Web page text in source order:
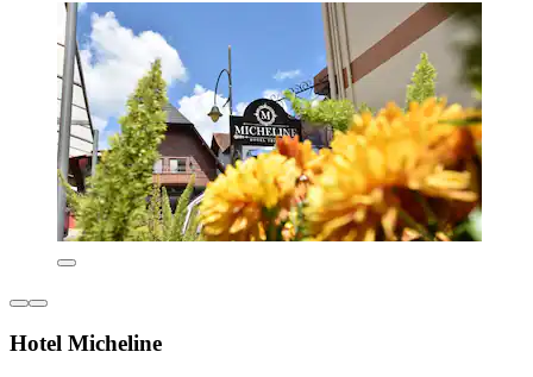
Hotel Micheline